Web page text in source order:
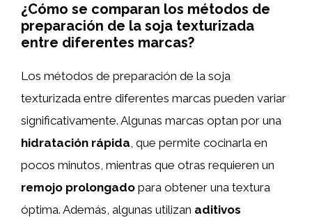
¿Cómo se comparan los métodos de
preparación de la soja texturizada
entre diferentes marcas?
Los métodos de preparación de la soja
texturizada entre diferentes marcas pueden variar
significativamente. Algunas marcas optan por una
hidratación rápida, que permite cocinarla en
pocos minutos, mientras que otras requieren un
remojo prolongado para obtener una textura
óptima. Además, algunas utilizan aditivos